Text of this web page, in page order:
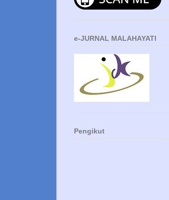
e-JURNAL MALAHAYATI
Pengikut